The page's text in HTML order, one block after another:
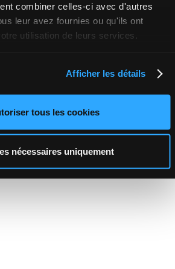
combiner celles-ci avec d'autres
leur avez fournies ou qu'ils ont
utilisation de leurs services.
Afficher les détails
tous les cookies
nécessaires uniquement